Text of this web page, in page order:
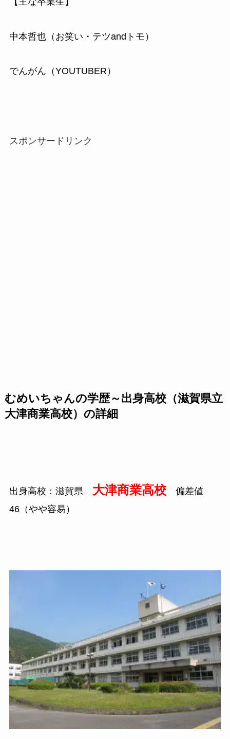
中本哲也（お笑い・テツandトモ）
でんがん（YOUTUBER）
スポンサードリンク
むめいちゃんの学歴～出身高校（滋賀県立
大津商業高校）の詳細
出身高校：滋賀県 大津商業高校偏差値
46（やや容易）